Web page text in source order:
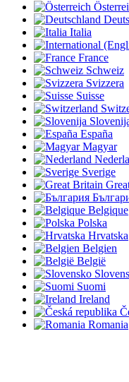
Italia
France
Schweiz
Svizzera
Suisse
España
Magyar
Sverige
Belgique
Polska
Hrvatska
Belgien
België
Suomi
Ireland
Romania